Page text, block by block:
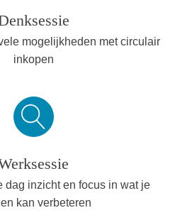
mogelijkheden met circulair
inkopen
dag inzicht en focus in wat je
kan verbeteren